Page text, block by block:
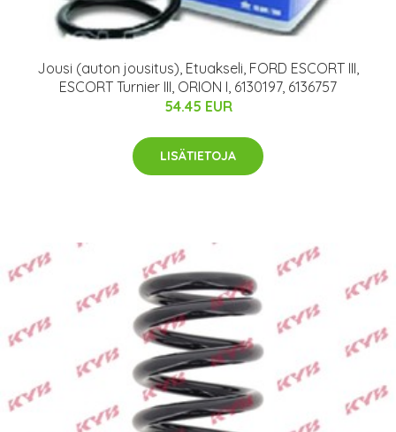
Jousi (auton jousitus), Etuakseli, FORD ESCORT III,
ESCORT Turnier III, ORION I, 6130197, 6136757
54.45 EUR
LISÄTIETOJA